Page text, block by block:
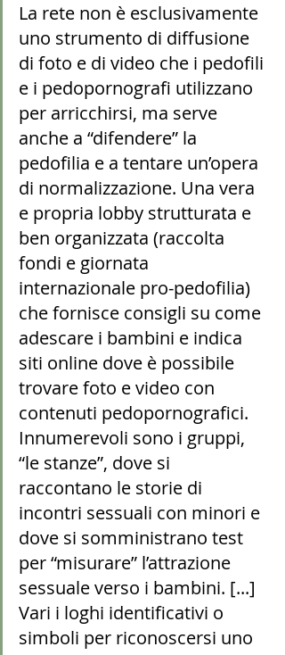
La rete non è esclusivamente
uno strumento di diffusione
di foto e di video che i pedofili
e i pedopornografi utilizzano
per arricchirsi, ma serve
anche a “difendere” la
pedofilia e a tentare un’opera
di normalizzazione. Una vera
e propria lobby strutturata e
ben organizzata (raccolta
fondi e giornata
internazionale pro-pedofilia)
che fornisce consigli su come
adescare i bambini e indica
siti online dove è possibile
trovare foto e video con
contenuti pedopornografici.
Innumerevoli sono i gruppi,
“le stanze”, dove si
raccontano le storie di
incontri sessuali con minori e
dove si somministrano test
per “misurare” l’attrazione
sessuale verso i bambini. [...]
Vari i loghi identificativi o
simboli per riconoscersi uno